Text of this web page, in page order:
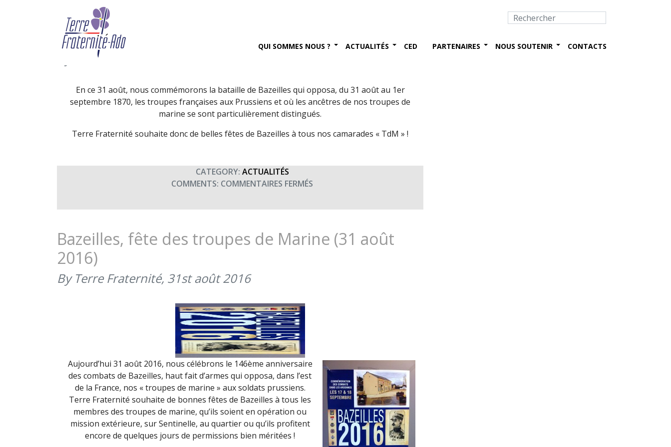
QUI SOMMES NOUS ? ACTUALITÉS CED PARTENAIRES NOUS SOUTENIR CONTACTS
Bazeilles – fête des troupes de marine (31 août
2017)
By Terre Fraternité,
En ce 31 août, nous commémorons la bataille de Bazeilles qui opposa, du 31 août au 1er
septembre 1870, les troupes françaises aux Prussiens et où les ancêtres de nos troupes de
marine se sont particulièrement distingués.
Terre Fraternité souhaite donc de belles fêtes de Bazeilles à tous nos camarades « TdM » !
CATEGORY: ACTUALITÉS
COMMENTS: COMMENTAIRES FERMÉS
–
TROUPES
Bazeilles, fête des troupes de Marine (31 août
2016)
By Terre Fraternité, 31st août 2016
Aujourd’hui 31 août 2016, nous célébrons le 146ème anniversaire
des combats de Bazeilles, haut fait d’armes qui opposa, dans l’est
de la France, nos « troupes de marine » aux soldats prussiens.
Terre Fraternité souhaite de bonnes fêtes de Bazeilles à tous les
membres des troupes de marine, qu’ils soient en opération ou
mission extérieure, sur Sentinelle, au quartier ou qu’ils profitent
encore de quelques jours de permissions bien méritées !